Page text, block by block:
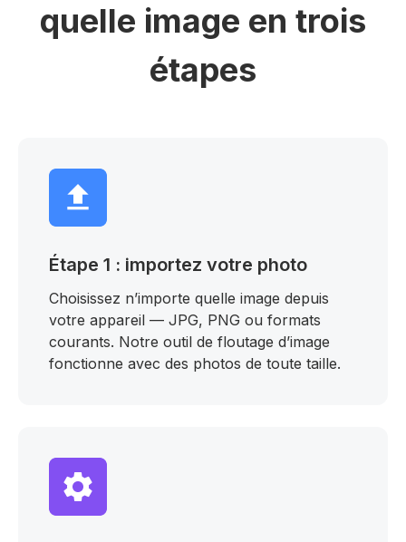
quelle image en trois
étapes
Étape 1 : importez votre photo
Choisissez n’importe quelle image depuis
votre appareil — JPG, PNG ou formats
courants. Notre outil de floutage d’image
fonctionne avec des photos de toute taille.